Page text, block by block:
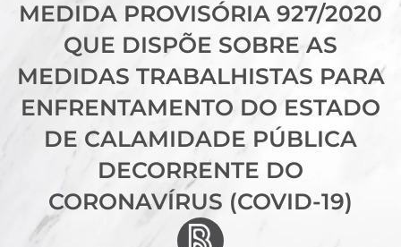
MEDIDA PROVISÓRIA 927/2020
QUE DISPÕE SOBRE AS
MEDIDAS TRABALHISTAS PARA
ENFRENTAMENTO DO ESTADO
DE CALAMIDADE PÚBLICA
DECORRENTE DO
CORONAVÍRUS (COVID-19)